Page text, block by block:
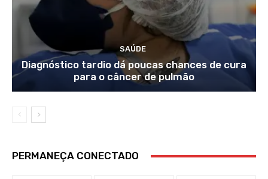
SAÚDE
Diagnóstico tardio dá poucas chances de cura
para o câncer de pulmão
PERMANEÇA CONECTADO